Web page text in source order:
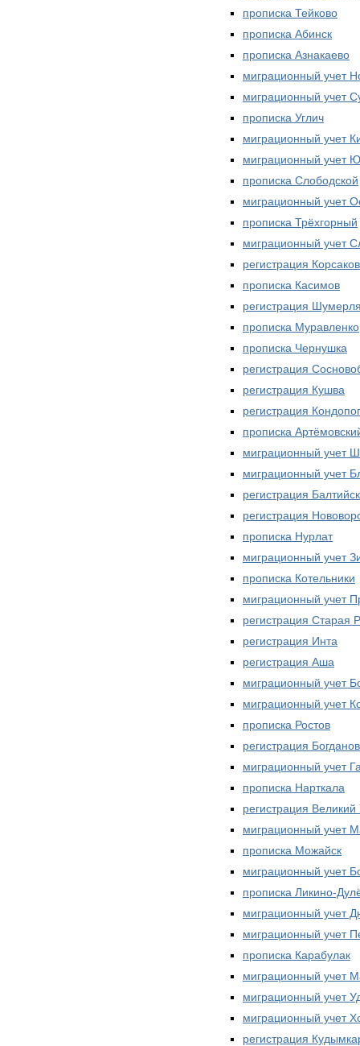
прописка Тейково
прописка Абинск
прописка Азнакаево
миграционный учет
миграционный учет
прописка Углич
миграционный учет
миграционный учет
прописка Слободской
миграционный учет
прописка Трёхгорный
миграционный учет
регистрация Корсаков
прописка Касимов
регистрация
прописка Муравленко
прописка Чернушка
регистрация
регистрация Кушва
регистрация
прописка
миграционный учет
миграционный учет
регистрация Балтийск
регистрация
прописка Нурлат
миграционный учет
прописка Котельники
миграционный учет
регистрация Старая
регистрация Инта
регистрация Аша
миграционный учет
миграционный учет
прописка Ростов
регистрация
миграционный учет
прописка Нарткала
регистрация Великий
миграционный учет
прописка Можайск
миграционный учет
прописка Ликино-
миграционный учет
миграционный учет
прописка Карабулак
миграционный учет
миграционный учет
миграционный учет
регистрация